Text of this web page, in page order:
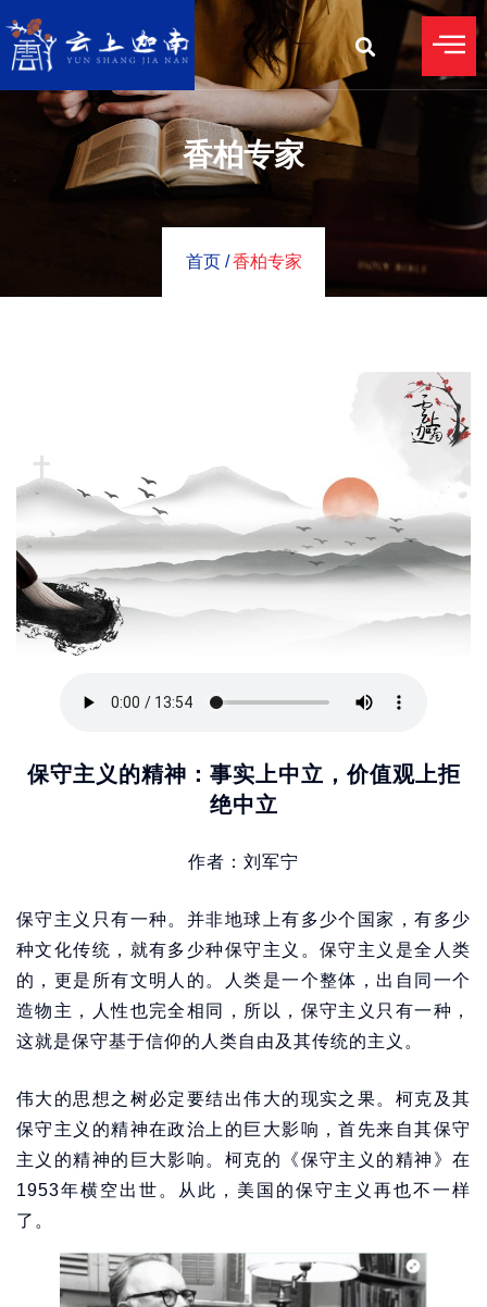
香柏专家
首页 / 香柏专家
保守主义的精神：事实上中立，价值观上拒
绝中立
作者：刘军宁
保守主义只有一种。并非地球上有多少个国家，有多少
种文化传统，就有多少种保守主义。保守主义是全人类
的，更是所有文明人的。人类是一个整体，出自同一个
造物主，人性也完全相同，所以，保守主义只有一种，
这就是保守基于信仰的人类自由及其传统的主义。
伟大的思想之树必定要结出伟大的现实之果。柯克及其
保守主义的精神在政治上的巨大影响，首先来自其保守
主义的精神的巨大影响。柯克的《保守主义的精神》在
1953年横空出世。从此，美国的保守主义再也不一样
了。